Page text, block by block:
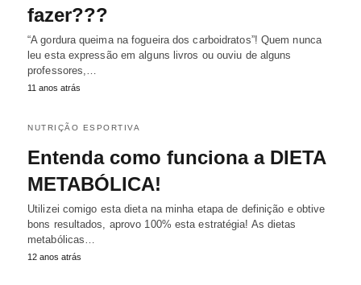
fazer???
“A gordura queima na fogueira dos carboidratos”! Quem nunca
leu esta expressão em alguns livros ou ouviu de alguns
professores,…
11 anos atrás
NUTRIÇÃO ESPORTIVA
Entenda como funciona a DIETA
METABÓLICA!
Utilizei comigo esta dieta na minha etapa de definição e obtive
bons resultados, aprovo 100% esta estratégia! As dietas
metabólicas…
12 anos atrás